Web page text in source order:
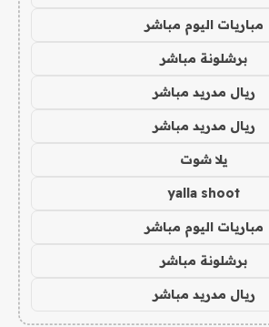
مباريات اليوم مباشر
برشلونة مباشر
ريال مدريد مباشر
ريال مدريد مباشر
يلا شوت
yalla shoot
مباريات اليوم مباشر
برشلونة مباشر
ريال مدريد مباشر